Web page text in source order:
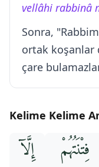
vellâhi rabbinâ
Sonra,
ortak koşanlar
çare
Kelime Kelime
فِتْنَتُهُمْ إِلَّآ